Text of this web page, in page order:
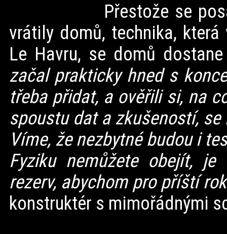
Přestože se posádky
vrátily domů, technika,
Le Havru, se domů
začal prakticky hned s
třeba přidat, a ověřili si, na
spoustu dat a zkušeností,
Víme, že nezbytné budou i
Fyziku nemůžete obejít,
rezerv, abychom pro příští
konstruktér s mimořádnými